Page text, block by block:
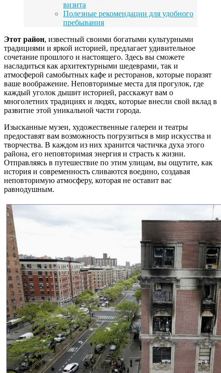
визита
Полезные рекомендации для удобного
пребывания
Этот район, известный своими богатыми культурными
традициями и яркой историей, предлагает удивительное
сочетание прошлого и настоящего. Здесь вы сможете
насладиться как архитектурными шедеврами, так и
атмосферой самобытных кафе и ресторанов, которые поразят
ваше воображение. Неповторимые места для прогулок, где
каждый уголок дышит историей, расскажут вам о
многолетних традициях и людях, которые внесли свой вклад в
развитие этой уникальной части города.
Изысканные музеи, художественные галереи и театры
предоставят вам возможность погрузиться в мир искусства и
творчества. В каждом из них хранится частичка духа этого
района, его неповторимая энергия и страсть к жизни.
Отправляясь в путешествие по этим улицам, вы ощутите, как
история и современность сливаются воедино, создавая
неповторимую атмосферу, которая не оставит вас
равнодушным.